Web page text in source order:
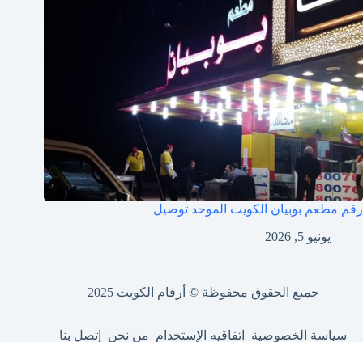
رقم مطعم بوبيان الكويت الموحد توصيل
يونيو 5, 2026
جميع الحقوق محفوظة © أرقام الكويت 2025
سياسة الخصوصية اتفاقيه الإستخدام من نحن إتصل بنا